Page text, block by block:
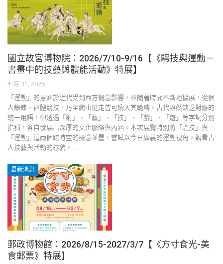
國立故宮博物院：2026/7/10-9/16【《騁技與運動－
書畫中的技藝與體能活動》特展】
七月 31, 2026
「運動」的意涵於近代受到西方概念影響，並隨著時間不斷地擴展，從個
人鍛鍊、群體競技，乃至爬山健走皆可納入其範疇。古代雖然缺乏對應的
統一用語，卻透過「射」、「藝」、「技」、「戲」、「遊」等字詞分別
指稱，各自發展出深厚的文化脈絡與內涵。本次展覽特別將「騁技」與
「運動」這兩個跨時空的概念並置，嘗試以今日廣義的運動視角，觀看古
人技藝與活動的樣貌。…
最新消息
郵政博物館：2026/8/15-2027/3/7【《方寸食光-美
食郵票》特展】